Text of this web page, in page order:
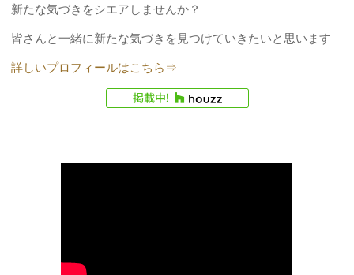
新たな気づきをシエアしませんか？
皆さんと一緒に新たな気づきを見つけていきたいと思います
詳しいプロフィールはこちら⇒